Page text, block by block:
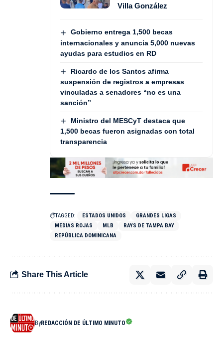
Villa González
Gobierno entrega 1,500 becas
internacionales y anuncia 5,000 nuevas
ayudas para estudios en RD
Ricardo de los Santos afirma
suspensión de registros a empresas
vinculadas a senadores “no es una
sanción”
Ministro del MESCyT destaca que
1,500 becas fueron asignadas con total
transparencia
TAGGED: ESTADOS UNIDOS
GRANDES LIGAS
MEDIAS ROJAS
MLB
RAYS DE TAMPA BAY
REPÚBLICA DOMINICANA
Share This Article
ByREDACCIÓN DE ÚLTIMO MINUTO